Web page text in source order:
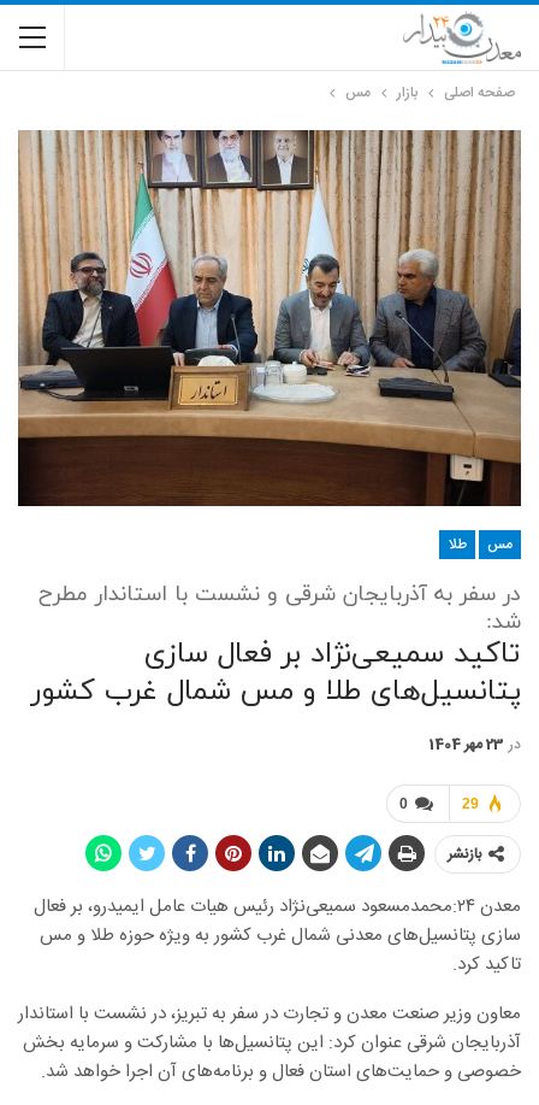
صفحه اصلی بازار مس
مس طلا
در سفر به آذربایجان شرقی و نشست با استاندار مطرح
شد:
تاکید سمیعی‌نژاد بر فعال سازی
پتانسیل‌های طلا و مس شمال غرب کشور
در 23 مهر 1404
0 29
بازنشر
معدن ۲۴:محمدمسعود سمیعی‌نژاد رئیس هیات عامل ایمیدرو، بر فعال
سازی پتانسیل‌های معدنی شمال غرب کشور به ویژه حوزه طلا و مس
تاکید کرد.
معاون وزیر صنعت معدن و تجارت در سفر به تبریز، در نشست با استاندار
آذربایجان شرقی عنوان کرد: این پتانسیل‌ها با مشارکت و سرمایه بخش
خصوصی و حمایت‌های استان فعال و برنامه‌های آن اجرا خواهد شد.